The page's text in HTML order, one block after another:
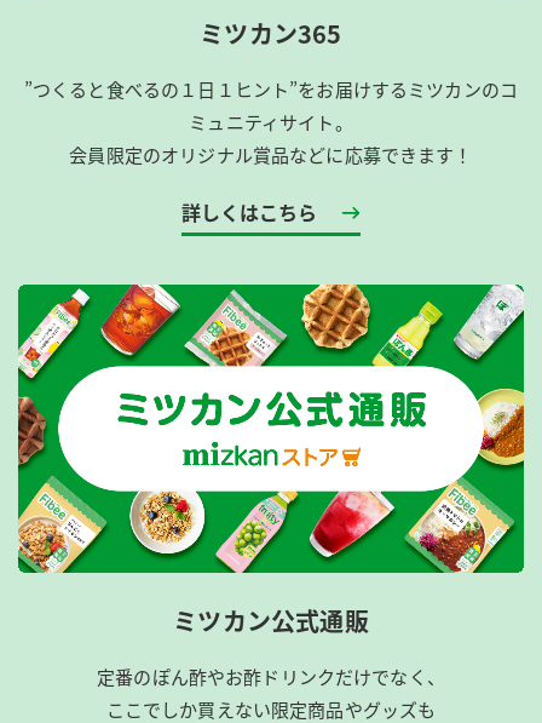
ミツカン365
”つくると食べるの１日１ヒント”をお届けするミツカンのコ
ミュニティサイト。
会員限定のオリジナル賞品などに応募できます！
詳しくはこちら
ミツカン公式通販
定番のぽん酢やお酢ドリンクだけでなく、
ここでしか買えない限定商品やグッズも